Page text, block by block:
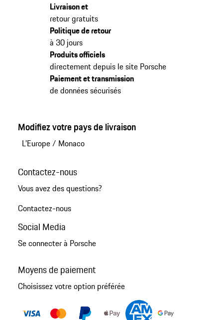
Livraison et
retour gratuits
Politique de retour
à 30 jours
Produits officiels
directement depuis le site Porsche
Paiement et transmission
de données sécurisés
Modifiez votre pays de livraison
L'Europe/ Monaco
Contactez-nous
Vous avez des questions?
Contactez-nous
Social Media
Se connecter à Porsche
Moyens de paiement
Choisissez votre option préférée